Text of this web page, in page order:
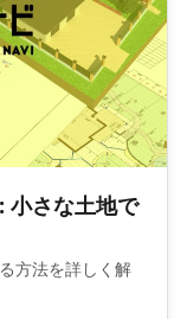
小さな土地で
方法を詳しく解